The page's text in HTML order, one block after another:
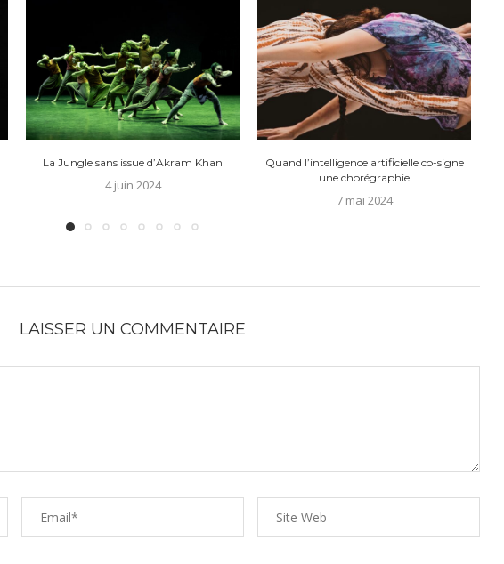
La Jungle sans issue d’Akram Khan
4 juin 2024
Quand l’intelligence artificielle co-signe
une chorégraphie
7 mai 2024
LAISSER UN COMMENTAIRE